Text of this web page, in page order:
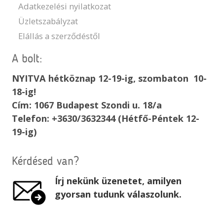
Adatkezelési nyilatkozat
Üzletszabályzat
Elállás a szerződéstől
A bolt:
NYITVA hétköznap 12-19-ig, szombaton 10-
18-ig!
Cím: 1067 Budapest Szondi u. 18/a
Telefon: +3630/3632344 (Hétfő-Péntek 12-
19-ig)
Kérdésed van?
Írj nekünk üzenetet, amilyen
gyorsan tudunk válaszolunk.